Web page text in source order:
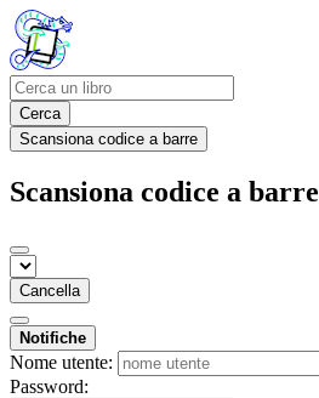
Cerca
Scansiona codice a barre
Scansiona codice a barre
Cancella
Notifiche
Nome utente:
Password: